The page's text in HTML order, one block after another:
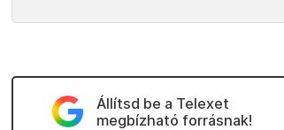
Állítsd be a Telexet
megbízható forrásnak!